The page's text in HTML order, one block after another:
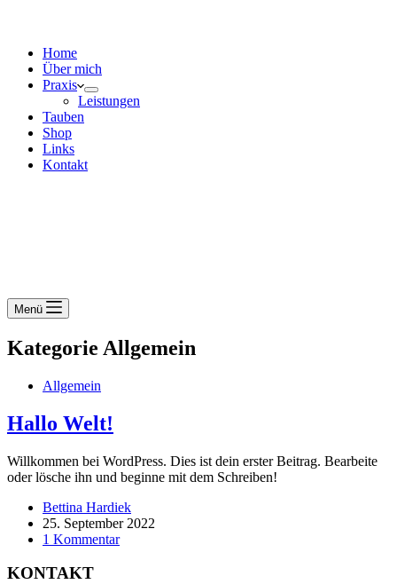
Home
Über mich
Praxis
Leistungen
Tauben
Shop
Links
Kontakt
Menü
Kategorie Allgemein
Allgemein
Hallo Welt!
Willkommen bei WordPress. Dies ist dein erster Beitrag. Bearbeite
oder lösche ihn und beginne mit dem Schreiben!
Bettina Hardiek
25. September 2022
1 Kommentar
KONTAKT